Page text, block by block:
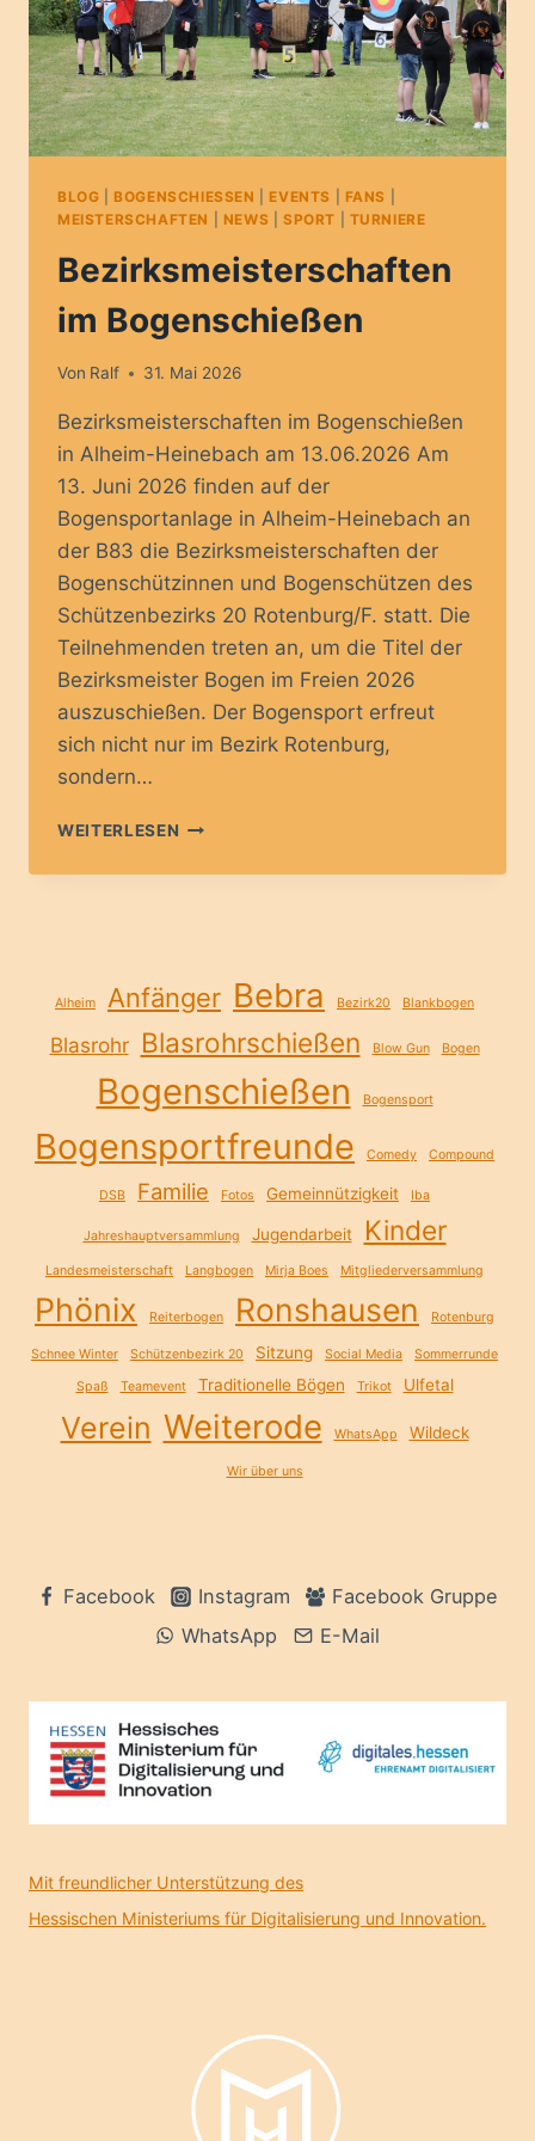
BLOG |BOGENSCHIESSEN |EVENTS FANS
MEISTERSCHAFTEN
NEWS SPORT TURNIERE
Bezirksmeisterschaften
im Bogenschießen
Von Ralf 31. Mai 2026
Bezirksmeisterschaften im Bogenschießen
in Alheim-Heinebach am 13.06.2026 Am
13. Juni 2026 finden auf der
Bogensportanlage in Alheim-Heinebach an
der B83 die Bezirksmeisterschaften der
Bogenschützinnen und Bogenschützen des
Schützenbezirks 20 Rotenburg/F. statt. Die
Teilnehmenden treten an, um die Titel der
Bezirksmeister Bogen im Freien 2026
auszuschießen. Der Bogensport erfreut
sich nicht nur im Bezirk Rotenburg,
sondern…
WEITERLESEN BEZIRKSMEISTERSCHAFTEN
BOGENSCHIESSEN
Alheim Anfänger Bebra Bezirk20 Blankbogen
Blasrohr Blasrohrschießen Blow Gun Bogen
Bogenschießen Bogensport
Bogensportfreunde Comedy Compound
DSB Familie Fotos Gemeinnützigkeit Iba
Jahreshauptversammlung Jugendarbeit Kinder
Landesmeisterschaft Langbogen Mirja Boes Mitgliederversammlung
Phönix Reiterbogen Ronshausen Rotenburg
Schnee Winter Schützenbezirk 20 Sitzung Social Media Sommerrunde
Spaß Teamevent Traditionelle Bögen Trikot Ulfetal
Verein Weiterode WhatsApp Wildeck
Wir über uns
Facebook Instagram
Facebook Gruppe
WhatsApp
E-Mail
Mit freundlicher Unterstützung des
Hessischen Ministeriums für Digitalisierung und Innovation.